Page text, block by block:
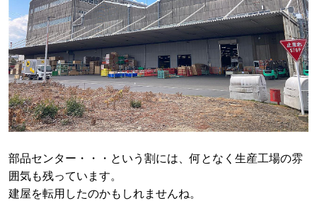
部品センター・・・という割には、何となく生産工場の雰
囲気も残っています。
建屋を転用したのかもしれませんね。